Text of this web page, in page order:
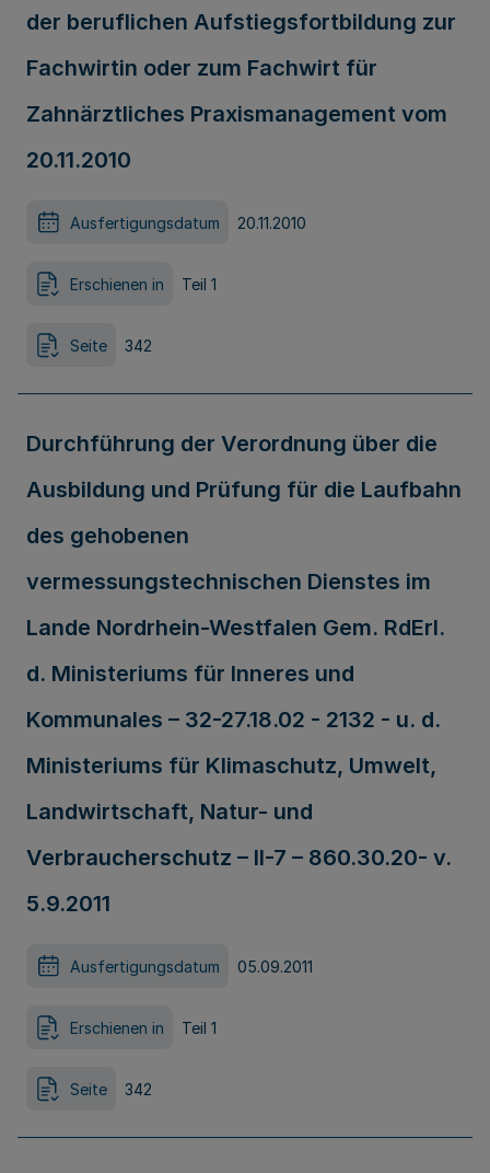
der beruflichen Aufstiegsfortbildung zur
Fachwirtin oder zum Fachwirt für
Zahnärztliches Praxismanagement vom
20.11.2010
Ausfertigungsdatum 20.11.2010
Erschienen in Teil 1
Seite 342
Durchführung der Verordnung über die
Ausbildung und Prüfung für die Laufbahn
des gehobenen
vermessungstechnischen Dienstes im
Lande Nordrhein-Westfalen Gem. RdErl.
d. Ministeriums für Inneres und
Kommunales – 32-27.18.02 - 2132 - u. d.
Ministeriums für Klimaschutz, Umwelt,
Landwirtschaft, Natur- und
Verbraucherschutz – II-7 – 860.30.20- v.
5.9.2011
Ausfertigungsdatum 05.09.2011
Erschienen in Teil 1
Seite 342